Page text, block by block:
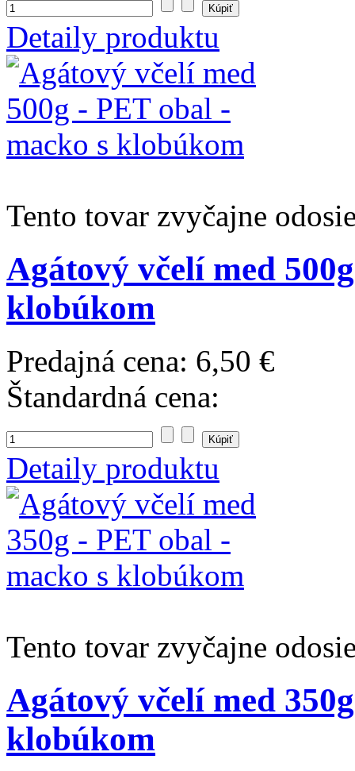
Detaily produktu
Tento tovar zvyčajne
Agátový včelí med
klobúkom
Predajná cena: 6,50 €
Štandardná cena:
Detaily produktu
Tento tovar zvyčajne
Agátový včelí med
klobúkom